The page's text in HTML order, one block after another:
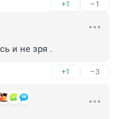
+1 –1
и не зря .
+1 –3